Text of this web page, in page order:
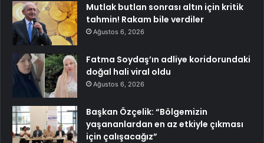
Mutlak butlan sonrası altın için kritik
tahmin! Rakam bile verdiler
Ağustos 6, 2026
Fatma Soydaş’ın adliye koridorundaki
doğal hali viral oldu
Ağustos 6, 2026
Başkan Özçelik: “Bölgemizin
yaşananlardan en az etkiyle çıkması
için çalışacağız”